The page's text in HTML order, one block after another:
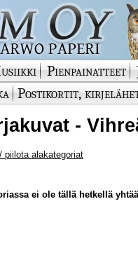
Pienpainatteet
Postikortit,
-
piilota alakategoriat
ei ole tällä hetkellä